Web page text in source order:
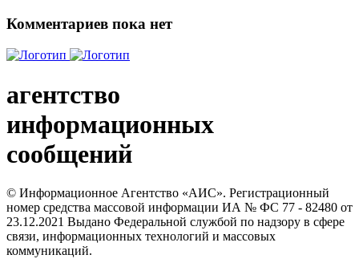
Комментариев пока нет
агентство
информационных
сообщений
© Информационное Агентство «АИС». Регистрационный
номер средства массовой информации ИА № ФС 77 - 82480 от
23.12.2021 Выдано Федеральной службой по надзору в сфере
связи, информационных технологий и массовых
коммуникаций.